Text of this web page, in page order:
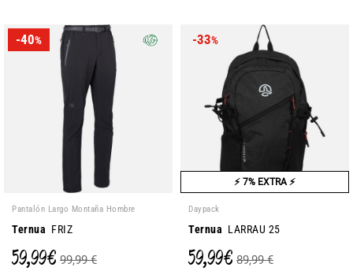
-40%
Pantalón Largo Montaña Hombre
Ternua FRIZ
59,99 € 99,99 €
-33%
⚡ 7% EXTRA ⚡
Daypack
Ternua LARRAU 25
59,99 € 89,99 €